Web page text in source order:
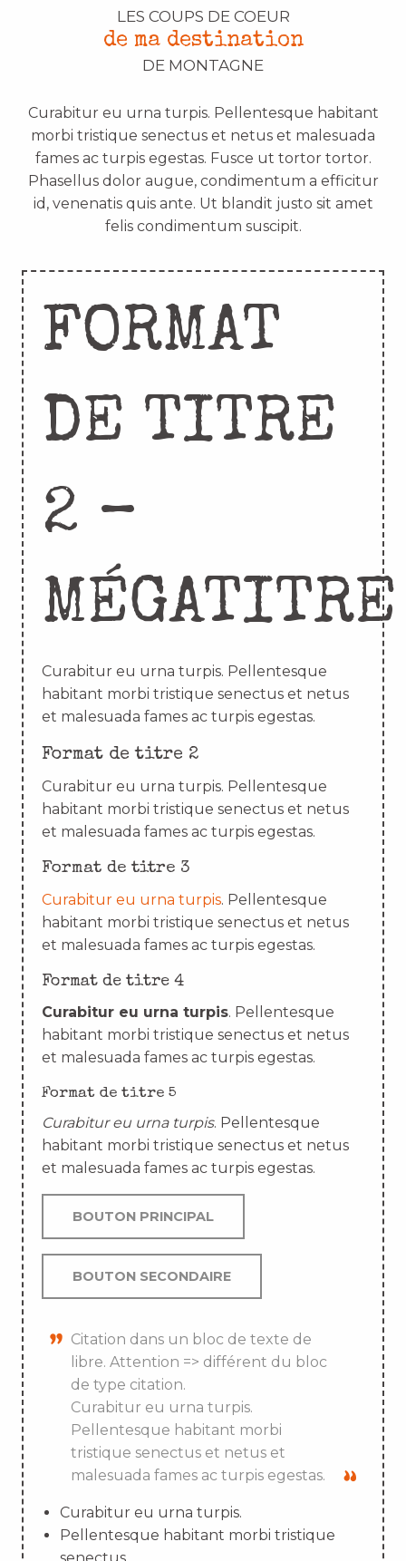
LES COUPS DE COEUR
de ma destination
DE MONTAGNE
Curabitur eu urna turpis. Pellentesque habitant
morbi tristique senectus et netus et malesuada
fames ac turpis egestas. Fusce ut tortor tortor.
Phasellus dolor augue, condimentum a efficitur
id, venenatis quis ante. Ut blandit justo sit amet
felis condimentum suscipit.
FORMAT
DE TITRE
2 –
MÉGATITRE
Curabitur eu urna turpis. Pellentesque
habitant morbi tristique senectus et netus
et malesuada fames ac turpis egestas.
Format de titre 2
Curabitur eu urna turpis. Pellentesque
habitant morbi tristique senectus et netus
et malesuada fames ac turpis egestas.
Format de titre 3
Curabitur eu urna turpis. Pellentesque
habitant morbi tristique senectus et netus
et malesuada fames ac turpis egestas.
Format de titre 4
Curabitur eu urna turpis. Pellentesque
habitant morbi tristique senectus et netus
et malesuada fames ac turpis egestas.
Format de titre 5
Curabitur eu urna turpis. Pellentesque
habitant morbi tristique senectus et netus
et malesuada fames ac turpis egestas.
BOUTON PRINCIPAL
BOUTON SECONDAIRE
Citation dans un bloc de texte de
libre. Attention => différent du bloc
de type citation.
Curabitur eu urna turpis.
Pellentesque habitant morbi
tristique senectus et netus et
malesuada fames ac turpis egestas.
Curabitur eu urna turpis.
Pellentesque habitant morbi tristique